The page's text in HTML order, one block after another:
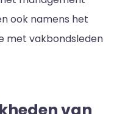
ook namens het
met vakbondsleden